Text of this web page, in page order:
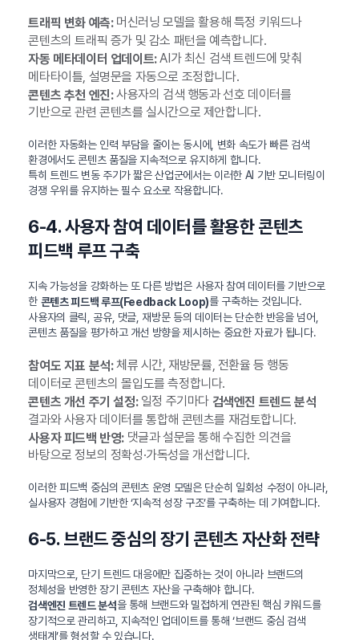
트래픽 변화 예측:머신러닝 모델을 활용해 특정 키워드나
콘텐츠의 트래픽 증가 및 감소 패턴을 예측합니다.
자동 메타데이터 업데이트:AI가 최신 검색 트렌드에 맞춰
메타타이틀, 설명문을 자동으로 조정합니다.
콘텐츠 추천 엔진:사용자의 검색 행동과 선호 데이터를
기반으로 관련 콘텐츠를 실시간으로 제안합니다.
이러한 자동화는 인력 부담을 줄이는 동시에, 변화 속도가 빠른 검색
환경에서도 콘텐츠 품질을 지속적으로 유지하게 합니다.
특히 트렌드 변동 주기가 짧은 산업군에서는 이러한 AI 기반 모니터링이
경쟁 우위를 유지하는 필수 요소로 작용합니다.
6-4. 사용자 참여 데이터를 활용한 콘텐츠
피드백 루프 구축
지속 가능성을 강화하는 또 다른 방법은 사용자 참여 데이터를 기반으로
한 콘텐츠 피드백 루프(Feedback Loop)를 구축하는 것입니다.
사용자의 클릭, 공유, 댓글, 재방문 등의 데이터는 단순한 반응을 넘어,
콘텐츠 품질을 평가하고 개선 방향을 제시하는 중요한 자료가 됩니다.
참여도 지표 분석:체류 시간, 재방문률, 전환율 등 행동
데이터로 콘텐츠의 몰입도를 측정합니다.
콘텐츠 개선 주기 설정:일정 주기마다 검색엔진 트렌드 분석
결과와 사용자 데이터를 통합해 콘텐츠를 재검토합니다.
사용자 피드백 반영:댓글과 설문을 통해 수집한 의견을
바탕으로 정보의 정확성·가독성을 개선합니다.
이러한 피드백 중심의 콘텐츠 운영 모델은 단순히 일회성 수정이 아니라,
실사용자 경험에 기반한 ‘지속적 성장 구조’를 구축하는 데 기여합니다.
6-5. 브랜드 중심의 장기 콘텐츠 자산화 전략
마지막으로, 단기 트렌드 대응에만 집중하는 것이 아니라 브랜드의
정체성을 반영한 장기 콘텐츠 자산을 구축해야 합니다.
검색엔진 트렌드 분석을 통해 브랜드와 밀접하게 연관된 핵심 키워드를
장기적으로 관리하고, 지속적인 업데이트를 통해 ‘브랜드 중심 검색
생태계’를 형성할 수 있습니다.